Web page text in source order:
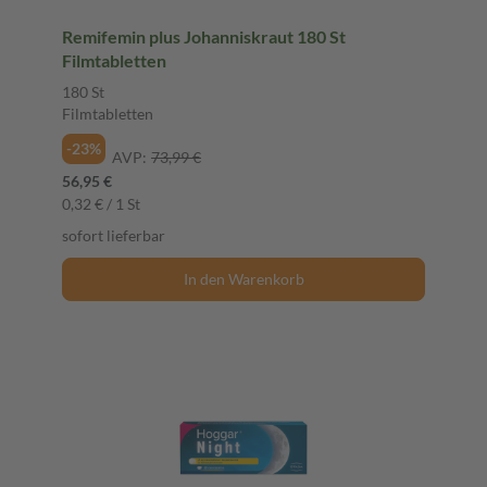
Remifemin plus Johanniskraut 180 St
Filmtabletten
180 St
Filmtabletten
-23%
AVP: 73,99 €
56,95 €
0,32 € / 1 St
sofort lieferbar
In den Warenkorb